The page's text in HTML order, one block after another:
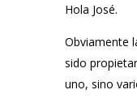
Hola José.
Obviamente
sido
uno, sino